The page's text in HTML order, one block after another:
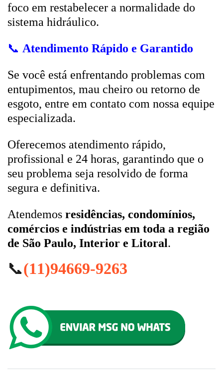
foco em restabelecer a normalidade do
sistema hidráulico.
📞 Atendimento Rápido e Garantido
Se você está enfrentando problemas com
entupimentos, mau cheiro ou retorno de
esgoto, entre em contato com nossa equipe
especializada.
Oferecemos atendimento rápido,
profissional e 24 horas, garantindo que o
seu problema seja resolvido de forma
segura e definitiva.
Atendemos residências, condomínios,
comércios e indústrias em toda a região
de São Paulo, Interior e Litoral.
📞(11)94669-9263